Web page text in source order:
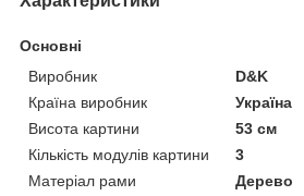
Основні
Виробник
D&K
Країна виробник
Україна
Висота картини
53 см
Кількість модулів картини
3
Матеріал рами
Дерево